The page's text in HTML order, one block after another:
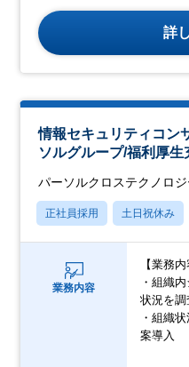
詳
情報セキュリティコン
ソルグループ/福利厚生
パーソルクロステクノロ
正社員採用 土日祝休み
業務内容
【業務内
・組織
状況を
・組織
案導入